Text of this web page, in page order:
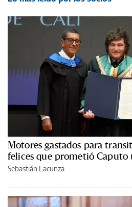
Motores gastados para
felices que prometió Caputo
Sebastián Lacunza